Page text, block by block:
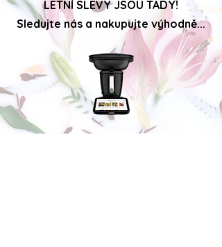
LETNÍ SLEVY JSOU TADY!
Sledujte nás a nakupujte výhodně...